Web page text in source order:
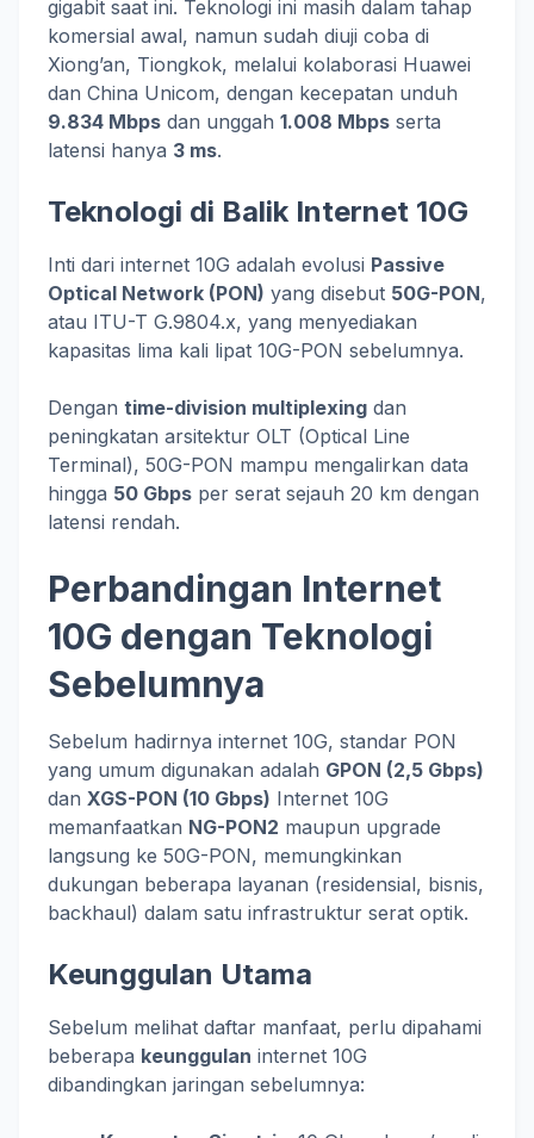
gigabit saat ini. Teknologi ini masih dalam tahap
komersial awal, namun sudah diuji coba di
Xiong’an, Tiongkok, melalui kolaborasi Huawei
dan China Unicom, dengan kecepatan unduh
9.834 Mbps dan unggah 1.008 Mbps serta
latensi hanya 3 ms.
Teknologi di Balik Internet 10G
Inti dari internet 10G adalah evolusi Passive
Optical Network (PON) yang disebut 50G-PON,
atau ITU-T G.9804.x, yang menyediakan
kapasitas lima kali lipat 10G-PON sebelumnya.
Dengan time-division multiplexing dan
peningkatan arsitektur OLT (Optical Line
Terminal), 50G-PON mampu mengalirkan data
hingga 50 Gbps per serat sejauh 20 km dengan
latensi rendah.
Perbandingan Internet
10G dengan Teknologi
Sebelumnya
Sebelum hadirnya internet 10G, standar PON
yang umum digunakan adalah GPON (2,5 Gbps)
dan XGS-PON (10 Gbps) Internet 10G
memanfaatkan NG-PON2 maupun upgrade
langsung ke 50G-PON, memungkinkan
dukungan beberapa layanan (residensial, bisnis,
backhaul) dalam satu infrastruktur serat optik.
Keunggulan Utama
Sebelum melihat daftar manfaat, perlu dipahami
beberapa keunggulan internet 10G
dibandingkan jaringan sebelumnya: